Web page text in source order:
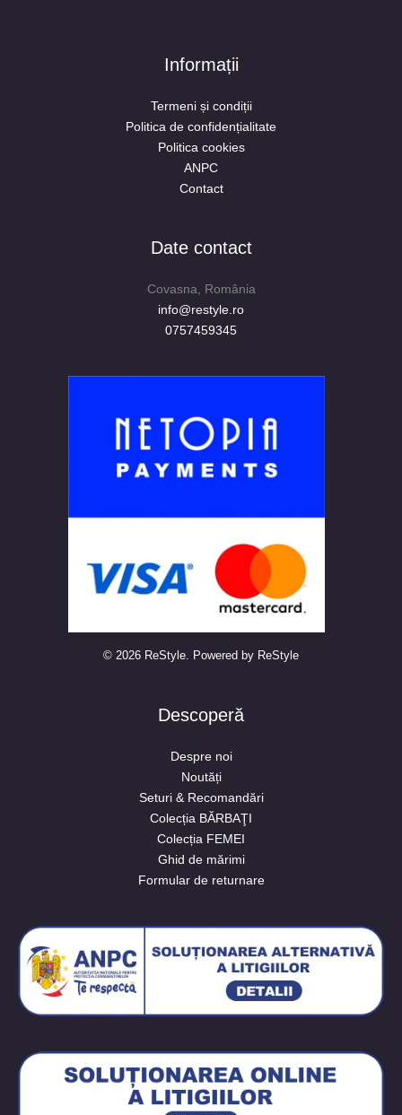
Informații
Termeni și condiții
Politica de confidențialitate
Politica cookies
ANPC
Contact
Date contact
Covasna, România
info@restyle.ro
0757459345
© 2026 ReStyle. Powered by ReStyle
Descoperă
Despre noi
Noutăți
Seturi & Recomandări
Colecția BĂRBAŢI
Colecția FEMEI
Ghid de mărimi
Formular de returnare